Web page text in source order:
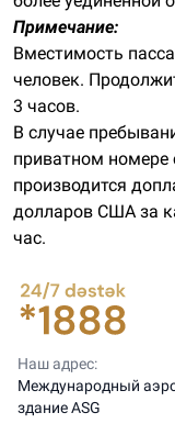
Примечание:
Вместимость
человек.
3 часов.
В случае
приватном номере
производится
долларов США за
час.
Наш адрес:
Международный
здание ASG